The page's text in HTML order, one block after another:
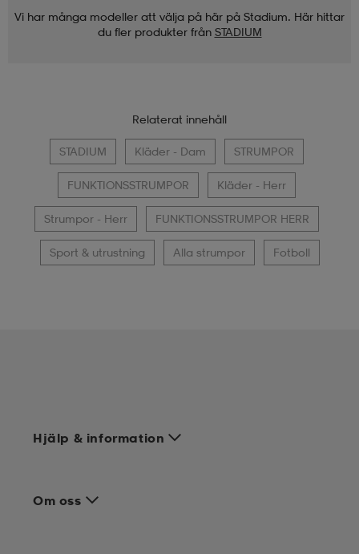
Vi har många modeller att välja på här på Stadium. Här hittar
du fler produkter från STADIUM
Relaterat innehåll
STADIUM Kläder - Dam STRUMPOR
FUNKTIONSSTRUMPOR Kläder - Herr
Strumpor - Herr FUNKTIONSSTRUMPOR HERR
Sport & utrustning Alla strumpor Fotboll
Hjälp & information
Om oss